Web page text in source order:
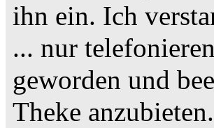
ihn ein. Ich
... nur
geworden und
Theke anzubieten.